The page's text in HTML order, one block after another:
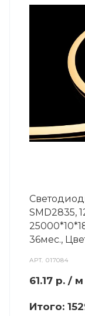
SMD2835,
36мес.,
АРТ.017084
61.17 р. / м
Итого: